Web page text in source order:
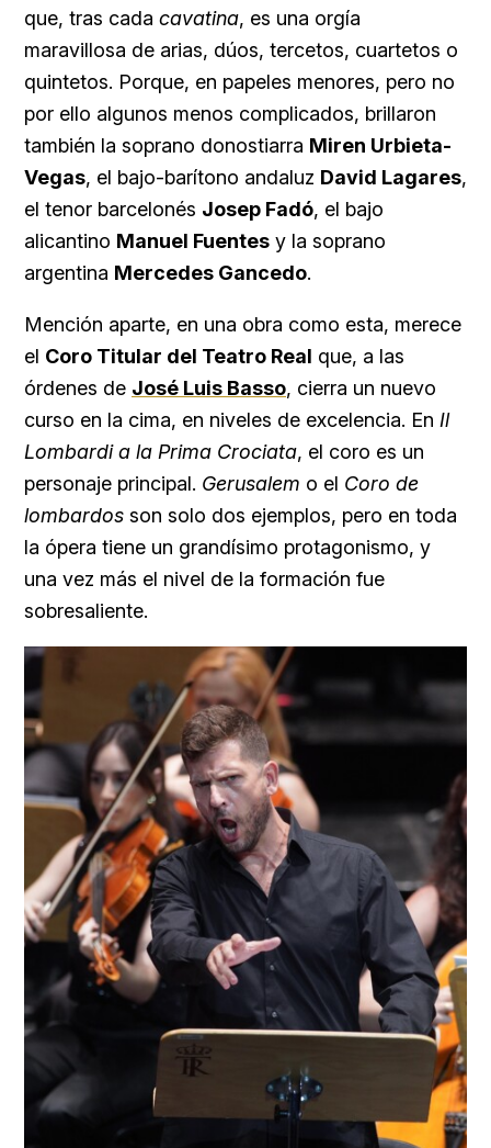
que, tras cada cavatina, es una orgía
maravillosa de arias, dúos, tercetos, cuartetos o
quintetos. Porque, en papeles menores, pero no
por ello algunos menos complicados, brillaron
también la soprano donostiarra Miren Urbieta-
Vegas, el bajo-barítono andaluz David Lagares,
el tenor barcelonés Josep Fadó, el bajo
alicantino Manuel Fuentes y la soprano
argentina Mercedes Gancedo.
Mención aparte, en una obra como esta, merece
el Coro Titular del Teatro Real que, a las
órdenes de José Luis Basso, cierra un nuevo
curso en la cima, en niveles de excelencia. En Il
Lombardi a la Prima Crociata, el coro es un
personaje principal. Gerusalem o el Coro de
lombardos son solo dos ejemplos, pero en toda
la ópera tiene un grandísimo protagonismo, y
una vez más el nivel de la formación fue
sobresaliente.